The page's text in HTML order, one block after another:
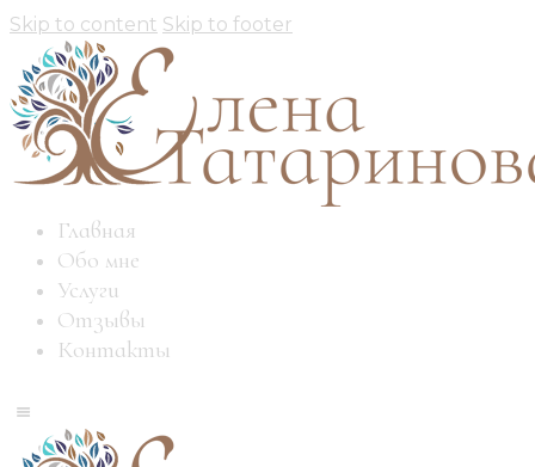
Skip to content Skip to footer
Главная
Обо мне
Услуги
Отзывы
Контакты